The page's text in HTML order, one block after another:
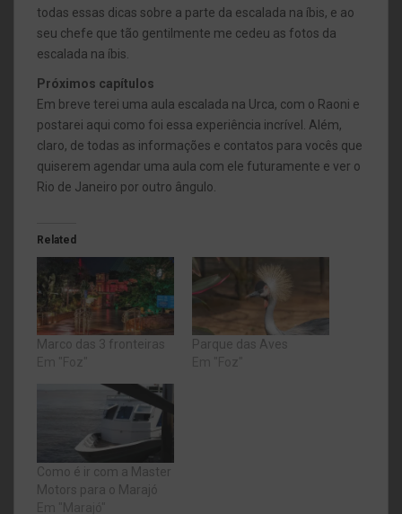
todas essas dicas sobre a parte da escalada na íbis, e ao
seu chefe que tão gentilmente me cedeu as fotos da
escalada na íbis.
Próximos capítulos
Em breve terei uma aula escalada na Urca, com o Raoni e
postarei aqui como foi essa experiência incrível. Além,
claro, de todas as informações e contatos para vocês que
quiserem agendar uma aula com ele futuramente e ver o
Rio de Janeiro por outro ângulo.
Related
Marco das 3 fronteiras
Parque das Aves
Como é ir com a Master
Motors para o Marajó